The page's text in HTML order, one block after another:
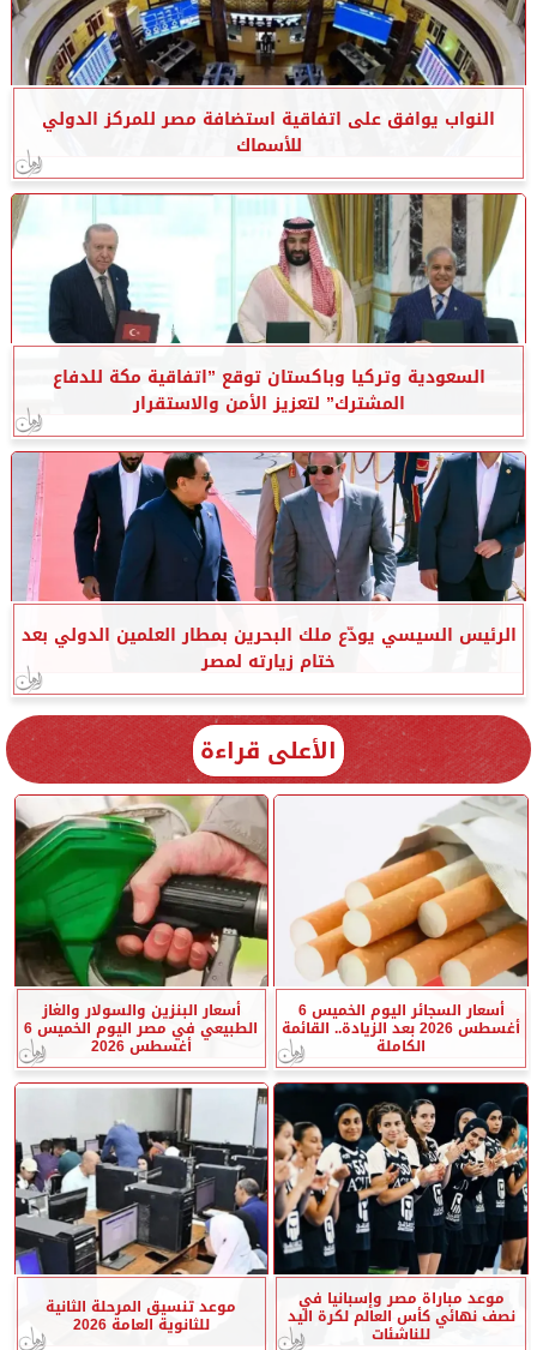
النواب يوافق على اتفاقية استضافة مصر للمركز الدولي
للأسماك
السعودية وتركيا وباكستان توقع ”اتفاقية مكة للدفاع
المشترك” لتعزيز الأمن والاستقرار
الرئيس السيسي يودّع ملك البحرين بمطار العلمين الدولي بعد
ختام زيارته لمصر
الأعلى قراءة
أسعار السجائر اليوم الخميس 6
أغسطس 2026 بعد الزيادة.. القائمة
الكاملة
أسعار البنزين والسولار والغاز
الطبيعي في مصر اليوم الخميس 6
أغسطس 2026
موعد مباراة مصر وإسبانيا في
نصف نهائي كأس العالم لكرة اليد
للناشئات
موعد تنسيق المرحلة الثانية
للثانوية العامة 2026